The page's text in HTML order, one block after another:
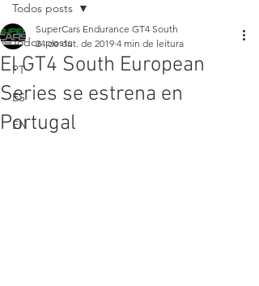
Todos posts
PT
ES
EN
Todos posts
El GT4 South European
Series se estrena en
Portugal
SuperCars Endurance GT4 South
24 de out. de 2019 4 min de leitura